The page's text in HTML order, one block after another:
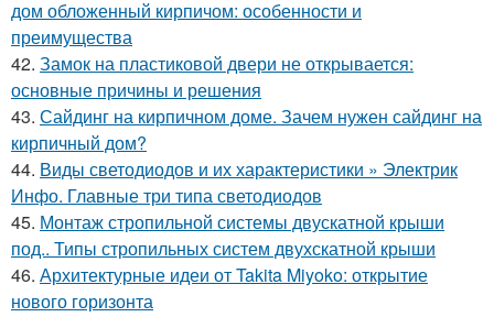
дом обложенный кирпичом: особенности и
преимущества
42. Замок на пластиковой двери не открывается:
основные причины и решения
43. Сайдинг на кирпичном доме. Зачем нужен сайдинг на
кирпичный дом?
44. Виды светодиодов и их характеристики » Электрик
Инфо. Главные три типа светодиодов
45. Монтаж стропильной системы двускатной крыши
под.. Типы стропильных систем двухскатной крыши
46. Архитектурные идеи от Takita Miyoko: открытие
нового горизонта